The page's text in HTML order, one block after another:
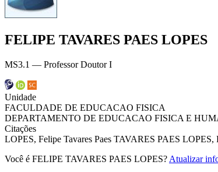
FELIPE TAVARES PAES LOPES
MS3.1 — Professor Doutor I
Unidade
FACULDADE DE EDUCACAO FISICA
DEPARTAMENTO DE EDUCACAO FISICA E
Citações
LOPES, Felipe Tavares Paes TAVARES PAES LOPES,
Você é FELIPE TAVARES PAES LOPES? Atualizar